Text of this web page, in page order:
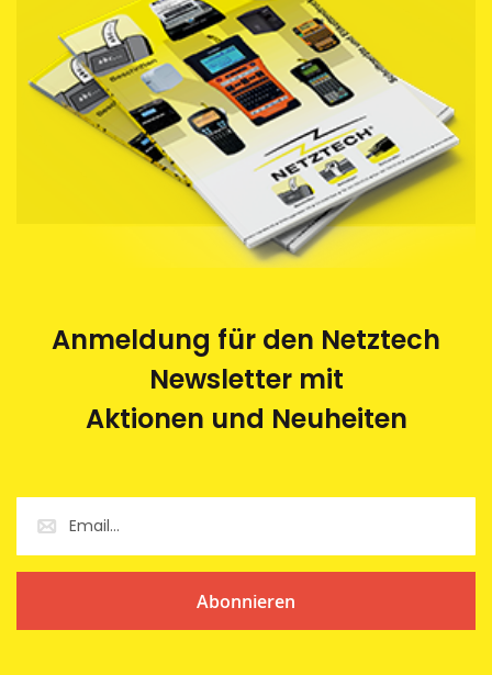
werden im Auftrag von Netztech von einem
Behindertenwerk zerlegt und die Rohstoffe der
Wiederverwertung zugeführt. Eine saubere und
umweltfreundliche Sache.
Anmeldung für den Netztech
Newsletter mit
Aktionen und Neuheiten
Abonnieren